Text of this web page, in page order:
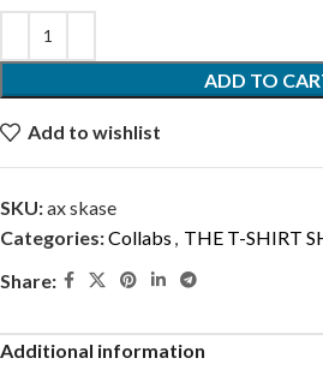
ADD TO
Add to wishlist
SKU:ax skase
Categories:Collabs
THE T-SHIRT
Share:
Additional information